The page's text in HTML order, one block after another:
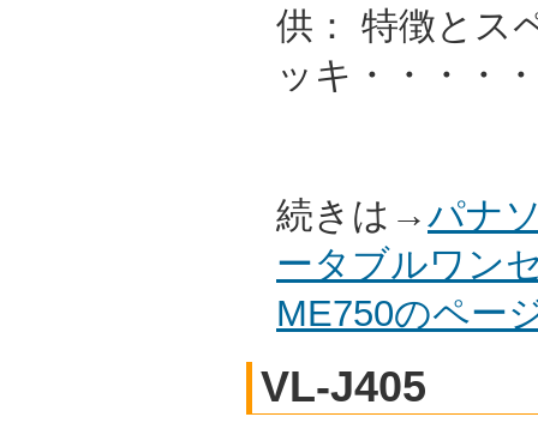
供： 特徴とス
ッキ・・・・
続きは→パナ
ータブルワン
ME750のペー
VL-J405